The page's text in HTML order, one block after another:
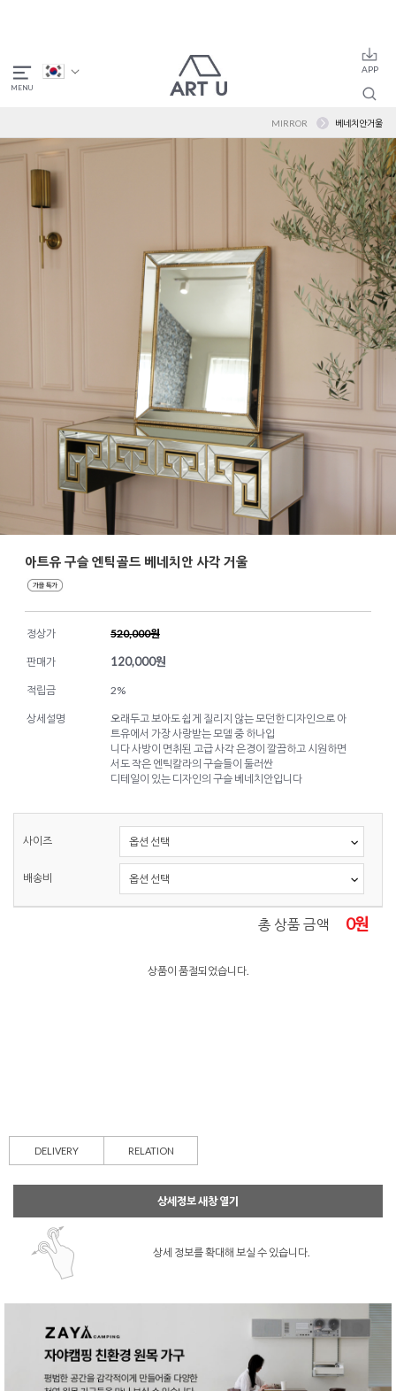
MIRROR 베네치안거울
아트유 구슬 엔틱골드 베네치안 사각 거울
정상가 520,000원
판매가 120,000원
적립금 2%
상세설명
오래두고 보아도 쉽게 질리지 않는 모던한 디자인으로 아
트유에서 가장 사랑받는 모델 중 하나입
니다 사방이 면취된 고급 사각 은경이 깔끔하고 시원하면
서도 작은 엔틱칼라의 구슬들이 둘러싼
디테일이 있는 디자인의 구슬 베네치안입니다
사이즈
배송비
총 상품 금액 0원
상품이 품절되었습니다.
DELIVERY RELATION
상세정보 새창 열기
상세 정보를 확대해 보실 수 있습니다.